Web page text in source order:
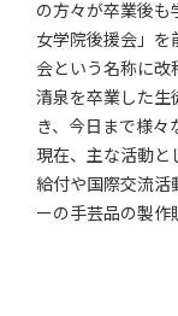
の方々が卒業後も
女学院後援会」
会という名称に改
清泉を卒業した生
き、今日まで様々
現在、主な活動と
給付や国際交流活
ーの手芸品の製作